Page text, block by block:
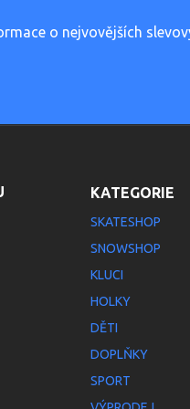
o nejvovějších
KATEGORIE
SKATESHOP
SNOWSHOP
KLUCI
HOLKY
DĚTI
DOPLŇKY
SPORT